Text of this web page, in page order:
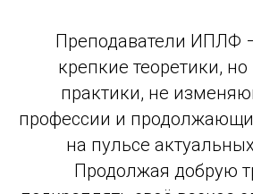
Преподаватели ИПЛФ
крепкие теоретики,
практики, не
профессии и
на пульсе
Продолжая добрую